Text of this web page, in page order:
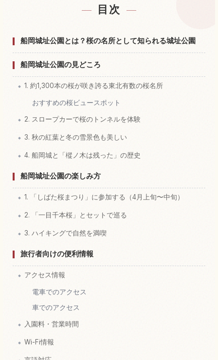
船岡城址公園付近の宿を探す
船岡城址公園の体験を探す↗
目次
船岡城址公園とは？桜の名所として知られる城址公園
船岡城址公園の見どころ
1. 約1,300本の桜が咲き誇る東北有数の桜名所
おすすめの桜ビュースポット
2. スロープカーで桜のトンネルを体験
3. 秋の紅葉と冬の雪景色も美しい
4. 船岡城と「樅ノ木は残った」の歴史
船岡城址公園の楽しみ方
1. 「しばた桜まつり」に参加する（4月上旬〜中旬）
2. 「一目千本桜」とセットで巡る
3. ハイキングで自然を満喫
旅行者向けの便利情報
アクセス情報
電車でのアクセス
車でのアクセス
入園料・営業時間
Wi-Fi情報